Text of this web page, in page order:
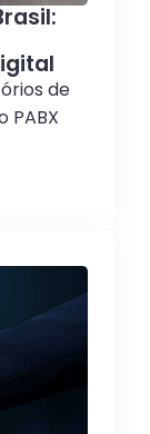
de
PABX